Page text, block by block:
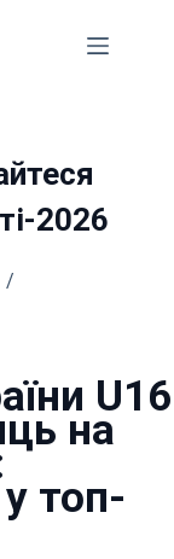
2026
U16
на
топ-